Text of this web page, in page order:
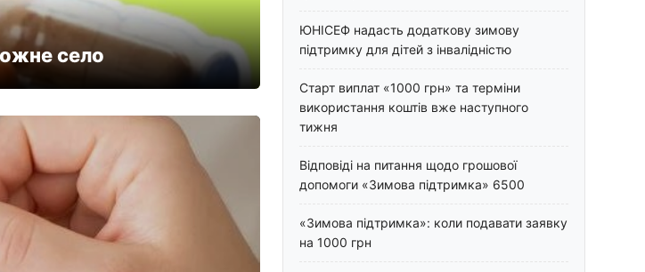
село
ЮНІСЕФ надасть додаткову зимову
підтримку для дітей з інвалідністю
Старт виплат «1000 грн» та терміни
використання коштів вже наступного
тижня
Відповіді на питання щодо грошової
допомоги «Зимова підтримка» 6500
«Зимова підтримка»: коли подавати заявку
на 1000 грн